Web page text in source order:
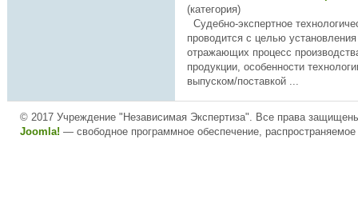
(категория)
Судебно-экспертное
проводится с целью
отражающих процесс
продукции, особенности
выпуском/поставкой ...
© 2017 Учреждение "Независимая Экспертиза". Все права
Joomla! — свободное программное обеспечение,